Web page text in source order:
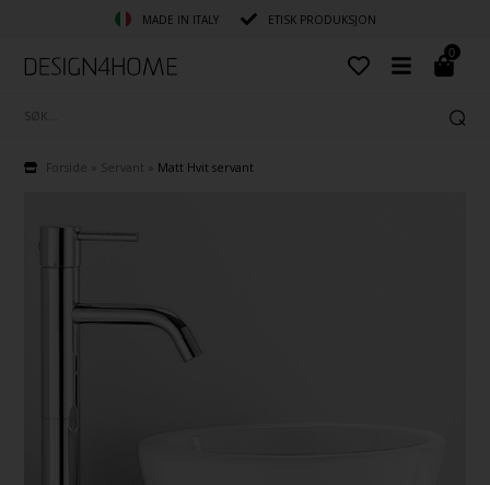
MADE IN ITALY ETISK PRODUKSJON
0
Forside Servant Matt Hvit servant